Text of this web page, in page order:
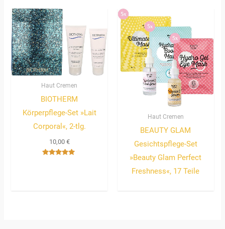
Haut Cremen
BIOTHERM
Körperpflege-Set »Lait
Corporal«, 2-tlg.
10,00 €
Haut Cremen
BEAUTY GLAM
Gesichtspflege-Set
»Beauty Glam Perfect
Freshness«, 17 Teile